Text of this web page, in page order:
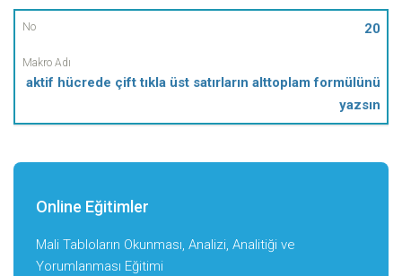
20
aktif hücrede çift tıkla üst satırların alttoplam formülünü
yazsın
Online Eğitimler
Mali Tabloların Okunması, Analizi, Analitiği ve
Yorumlanması Eğitimi